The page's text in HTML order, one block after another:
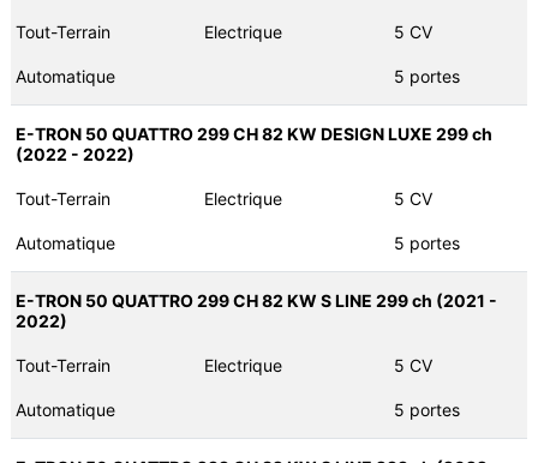
Tout-Terrain Electrique 5 CV
Automatique 5 portes
E-TRON 50 QUATTRO 299 CH 82 KW DESIGN LUXE 299 ch
(2022 - 2022)
Tout-Terrain Electrique 5 CV
Automatique 5 portes
E-TRON 50 QUATTRO 299 CH 82 KW S LINE 299 ch (2021 -
2022)
Tout-Terrain Electrique 5 CV
Automatique 5 portes